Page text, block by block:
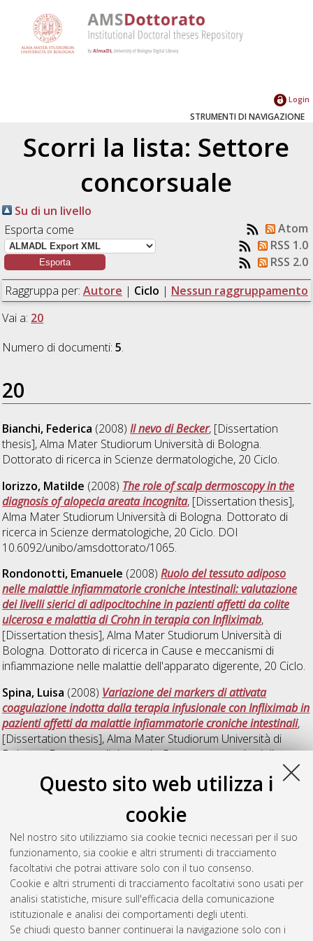
Questo sito web utilizza i
cookie
Nel nostro sito utilizziamo sia cookie tecnici necessari per il suo
funzionamento, sia cookie e altri strumenti di tracciamento
facoltativi che potrai attivare solo con il tuo consenso.
Cookie e altri strumenti di tracciamento facoltativi sono usati per
analisi statistiche, misure sull'efficacia della comunicazione
istituzionale e analisi dei comportamenti degli utenti.
Se chiudi questo banner continuerai la navigazione solo con i
Login
STRUMENTI DI NAVIGAZIONE
Scorri la lista: Settore
concorsuale
Su di un livello
Esporta come
Atom
RSS 1.0
RSS 2.0
Raggruppa per: Autore | Ciclo | Nessun raggruppamento
Vai a: 20
Numero di documenti:5.
20
Bianchi, Federica (2008)Il nevo di Becker, [Dissertation
thesis], Alma Mater Studiorum Università di Bologna.
Dottorato di ricerca in Scienze dermatologiche, 20 Ciclo.
Iorizzo, Matilde (2008) The role of scalp dermoscopy in the
diagnosis of alopecia areata incognita, [Dissertation thesis],
Alma Mater Studiorum Università di Bologna. Dottorato di
ricerca in Scienze dermatologiche, 20 Ciclo. DOI
10.6092/unibo/amsdottorato/1065.
Rondonotti, Emanuele (2008)Ruolo del tessuto adiposo
nelle malattie infiammatorie croniche intestinali: valutazione
dei livelli sierici di adipocitochine in pazienti affetti da colite
ulcerosa e malattia di Crohn in terapia con Infliximab,
[Dissertation thesis], Alma Mater Studiorum Università di
Bologna. Dottorato di ricerca in Cause e meccanismi di
infiammazione nelle malattie dell'apparato digerente, 20 Ciclo.
Spina, Luisa (2008) Variazione dei markers di attivata
coagulazione indotta dalla terapia infusionale con Infliximab in
pazienti affetti da malattie infiammatorie croniche intestinali,
[Dissertation thesis], Alma Mater Studiorum Università di
Bologna. Dottorato di ricerca inCause e meccanismi di
, 20 Ciclo.
DOI 10.6092/unibo/amsdottorato/707.
Analisi immunoistochimica e
molecolare dei linfomi cutanei: entità rare
thesis], Alma Mater Studiorum Università di Bologna.
Dottorato di ricerca inScienze dermatologiche, 20 Ciclo.
Questa lista e' stata generata il Thu Aug 6 20:39:07 2026